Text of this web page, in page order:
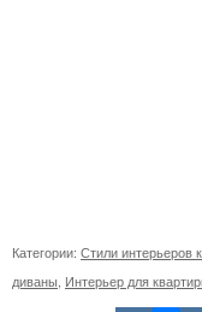
Категории: Стили интерьеров
диваны Интерьер для